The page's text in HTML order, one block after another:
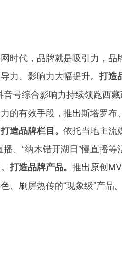
时代，品牌就是吸引力，
力、影响力大幅提升。打造
音号综合影响力持续领跑西
的有效手段，推出斯塔罗
打造品牌栏目。 依托当地主流
播、“纳木错开湖日”慢直播
打造品牌产品。 推出原创MV
、刷屏热传的“现象级”产品。